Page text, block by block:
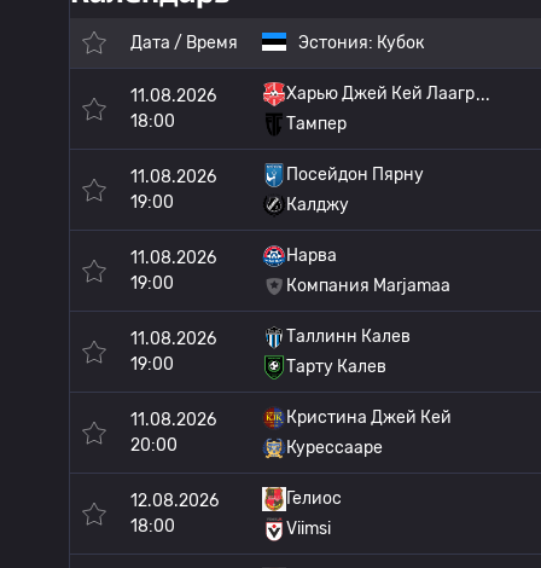
Дата / Время Эстония: Кубок
11.08.2026
18:00
Харью Джей Кей Лаагр
Тампер
11.08.2026
19:00
Посейдон Пярну
Калджу
11.08.2026
19:00
Нарва
Компания Marjamaa
11.08.2026
19:00
Таллинн Калев
Тарту Калев
11.08.2026
20:00
Кристина Джей Кей
Курессааре
12.08.2026
18:00
Гелиос
Viimsi